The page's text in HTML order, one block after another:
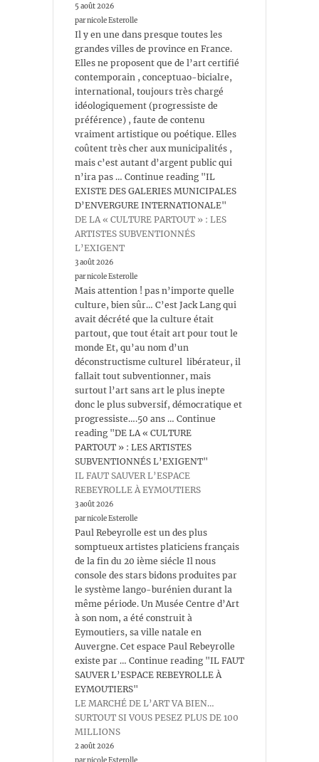
5 août 2026
par nicole Esterolle
Il y en une dans presque toutes les
grandes villes de province en France.
Elles ne proposent que de l’art certifié
contemporain , conceptuao-bicialre,
international, toujours très chargé
idéologiquement (progressiste de
préférence) , faute de contenu
vraiment artistique ou poétique. Elles
coûtent très cher aux municipalités ,
mais c’est autant d’argent public qui
n’ira pas … Continue reading "IL
EXISTE DES GALERIES MUNICIPALES
D’ENVERGURE INTERNATIONALE"
DE LA « CULTURE PARTOUT » : LES
ARTISTES SUBVENTIONNÉS
L’EXIGENT
3 août 2026
par nicole Esterolle
Mais attention ! pas n’importe quelle
culture, bien sûr… C’est Jack Lang qui
avait décrété que la culture était
partout, que tout était art pour tout le
monde Et, qu’au nom d’un
déconstructisme culturel libérateur, il
fallait tout subventionner, mais
surtout l’art sans art le plus inepte
donc le plus subversif, démocratique et
progressiste….50 ans … Continue
reading "DE LA « CULTURE
PARTOUT » : LES ARTISTES
SUBVENTIONNÉS L’EXIGENT"
IL FAUT SAUVER L’ESPACE
REBEYROLLE À EYMOUTIERS
3 août 2026
par nicole Esterolle
Paul Rebeyrolle est un des plus
somptueux artistes platiciens français
de la fin du 20 ième siécle Il nous
console des stars bidons produites par
le système lango-burénien durant la
même période. Un Musée Centre d’Art
à son nom, a été construit à
Eymoutiers, sa ville natale en
Auvergne. Cet espace Paul Rebeyrolle
existe par … Continue reading "IL FAUT
SAUVER L’ESPACE REBEYROLLE À
EYMOUTIERS"
LE MARCHÉ DE L’ART VA BIEN…
SURTOUT SI VOUS PESEZ PLUS DE 100
MILLIONS
2 août 2026
par nicole Esterolle